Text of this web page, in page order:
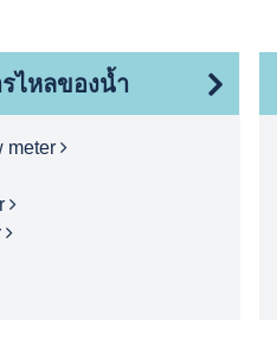
ไหลของน้ำ
meter